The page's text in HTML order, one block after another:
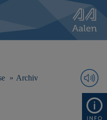
Archiv